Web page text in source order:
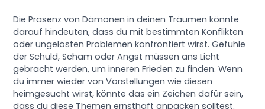
Die Präsenz von Dämonen in deinen Träumen könnte
darauf hindeuten, dass du mit bestimmten Konflikten
oder ungelösten Problemen konfrontiert wirst. Gefühle
der Schuld, Scham oder Angst müssen ans Licht
gebracht werden, um inneren Frieden zu finden. Wenn
du immer wieder von Vorstellungen wie diesen
heimgesucht wirst, könnte das ein Zeichen dafür sein,
dass du diese Themen ernsthaft anpacken solltest.